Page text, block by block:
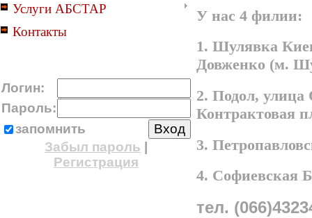
Услуги АБСТАР
Контакты
Логин:
Пароль:
запомнить
Забыл пароль
Регистрация
У нас 4 филии:
1. Шулявка
Довженко (м.
2. Подол,
Контрактовая
3.
4. Софиевская
тел.